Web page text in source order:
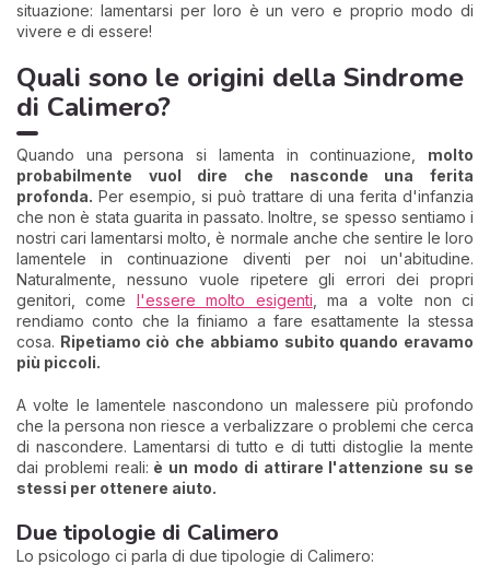
situazione: lamentarsi per loro è un vero e proprio modo di
vivere e di essere!
Quali sono le origini della Sindrome
di Calimero?
Quando una persona si lamenta in continuazione, molto
probabilmente vuol dire che nasconde una ferita
profonda. Per esempio, si può trattare di una ferita d'infanzia
che non è stata guarita in passato. Inoltre, se spesso sentiamo i
nostri cari lamentarsi molto, è normale anche che sentire le loro
lamentele in continuazione diventi per noi un'abitudine.
Naturalmente, nessuno vuole ripetere gli errori dei propri
genitori, come l'essere molto esigenti , ma a volte non ci
rendiamo conto che la finiamo a fare esattamente la stessa
cosa. Ripetiamo ciò che abbiamo subito quando eravamo
più piccoli.
A volte le lamentele nascondono un malessere più profondo
che la persona non riesce a verbalizzare o problemi che cerca
di nascondere. Lamentarsi di tutto e di tutti distoglie la mente
dai problemi reali: è un modo di attirare l'attenzione su se
stessi per ottenere aiuto.
Due tipologie di Calimero
Lo psicologo ci parla di due tipologie di Calimero: